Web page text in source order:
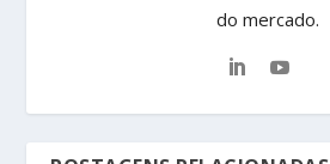
do mercado.